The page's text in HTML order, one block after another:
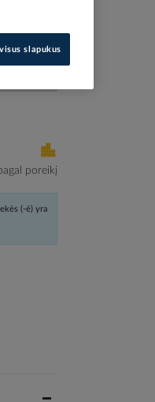
0325
poreikį
(-ė) yra
slapukus